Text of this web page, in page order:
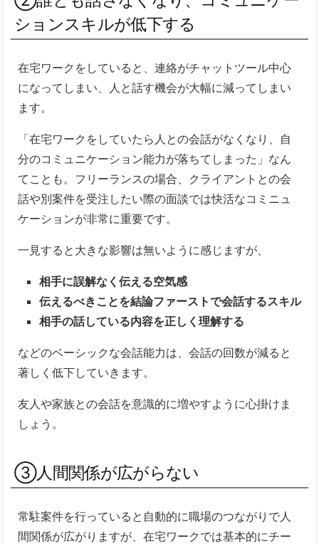
ションスキルが低下する
在宅ワークをしていると、連絡がチャットツール中心
になってしまい、人と話す機会が大幅に減ってしまい
ます。
「在宅ワークをしていたら人との会話がなくなり、自
分のコミュニケーション能力が落ちてしまった」なん
てことも。フリーランスの場合、クライアントとの会
話や別案件を受注したい際の面談では快活なコミニュ
ケーションが非常に重要です。
一見すると大きな影響は無いように感じますが、
相手に誤解なく伝える空気感
伝えるべきことを結論ファーストで会話するスキル
相手の話している内容を正しく理解する
などのベーシックな会話能力は、会話の回数が減ると
著しく低下していきます。
友人や家族との会話を意識的に増やすように心掛けま
しょう。
③人間関係が広がらない
常駐案件を行っていると自動的に職場のつながりで人
間関係が広がりますが、在宅ワークでは基本的にチー